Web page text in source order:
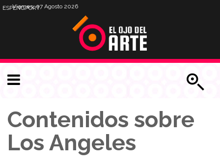
Viernes, 07 Agosto 2026
ESPENGPORT
Contenidos sobre
Los Angeles